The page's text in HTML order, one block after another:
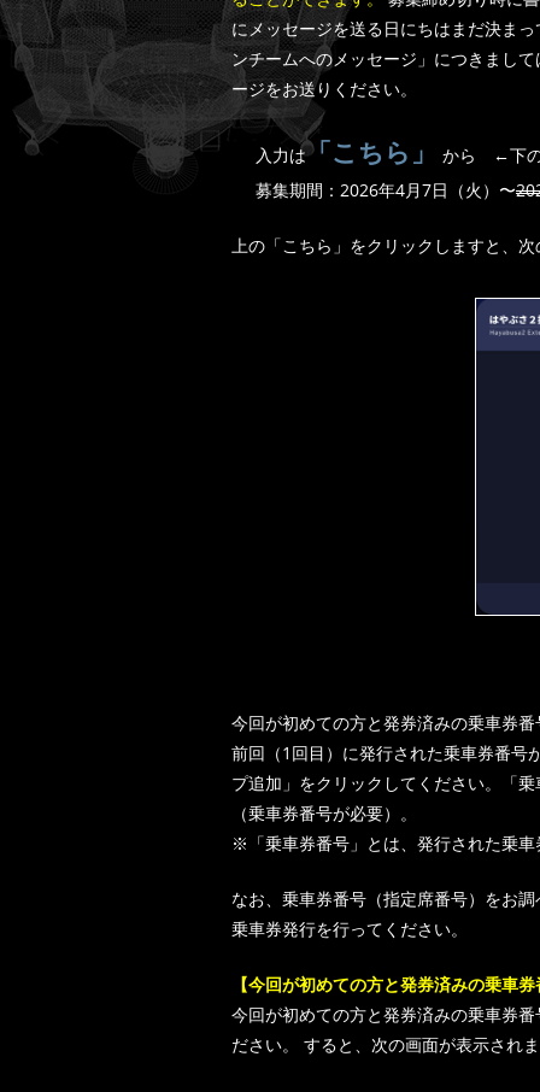
にメッセージを送る日にちはまだ決ま
ンチームへのメッセージ」につきまし
ージをお送りください。
入力は「こちら」
から ←下の
募集期間：2026年4月7日（火）〜
上の「こちら」をクリックしますと、
今回が初めての方と発券済みの乗車券
前回（1回目）に発行された乗車券番号
プ追加」をクリックしてください。「
（乗車券番号が必要）。
※「乗車券番号」とは、発行された乗
なお、乗車券番号（指定席番号）をお
乗車券発行を行ってください。
【今回が初めての方と発券済みの乗車
今回が初めての方と発券済みの乗車券
ださい。 すると、次の画面が表示され